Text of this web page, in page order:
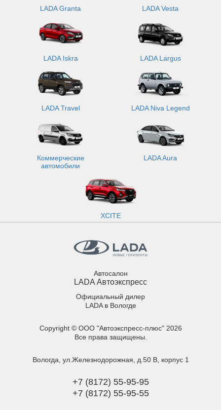
LADA Granta LADA Vesta
LADA Iskra LADA Largus
LADA Travel LADA Niva Legend
Коммерческие
автомобили
LADA Aura
XCITE
Автосалон
LADA Автоэкспресс
Официальный дилер
LADA в Вологде
Copyright © ООО "Автоэкспресс-плюс" 2026
Все права защищены.
Вологда, ул.Железнодорожная, д.50 В, корпус 1
+7 (8172) 55-95-95
+7 (8172) 55-95-55